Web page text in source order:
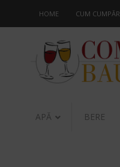
HOME CUM CUMPĂR
APĂ BERE